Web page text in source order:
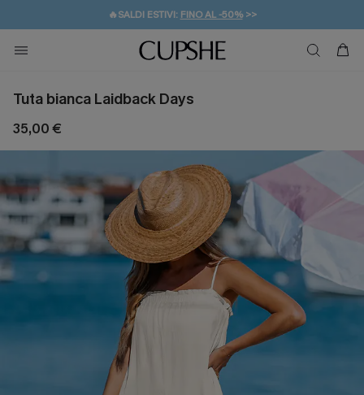
🔥SALDI ESTIVI: FINO AL -50%>>
🚚SPEDIZIONE GRATUITA DA 49€
💌REGALO PER I NUOVI: 20% DI SCONTO*
Tuta bianca Laidback Days
35,00 €